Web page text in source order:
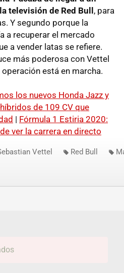
televisión de Red Bull , para
Y segundo porque la
a recuperar el mercado
a vender latas se refiere.
más poderosa con Vettel
está en marcha.
los nuevos Honda Jazz y
de 109 CV que
| Fórmula 1 Estiria 2020:
ver la carrera en directo
Vettel Red Bull